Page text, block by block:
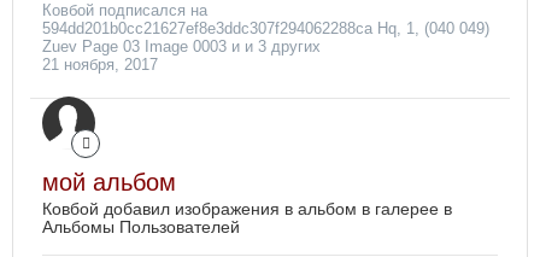
Ковбой подписался на
594dd201b0cc21627ef8e3ddc307f294062288ca Hq, 1, (040 049)
Zuev Page 03 Image 0003 и и 3 других
21 ноября, 2017
мой альбом
Ковбой добавил изображения в альбом в галерее в
Альбомы Пользователей